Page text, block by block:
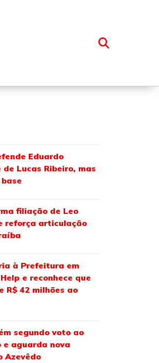
Eduardo
Lucas Ribeiro, mas
filiação de Leo
reforça articulação
à Prefeitura em
e reconhece que
R$ 42 milhões ao
segundo voto ao
e aguarda nova
Azevêdo